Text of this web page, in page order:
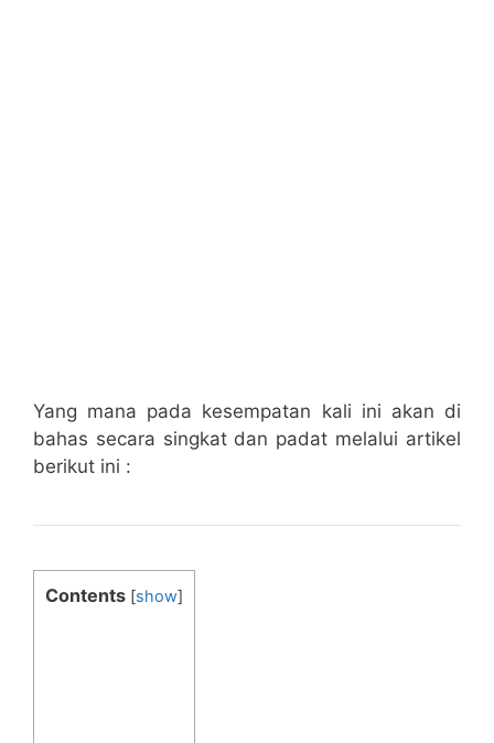
Yang mana pada kesempatan kali ini akan di
bahas secara singkat dan padat melalui artikel
berikut ini :
Contents [show]